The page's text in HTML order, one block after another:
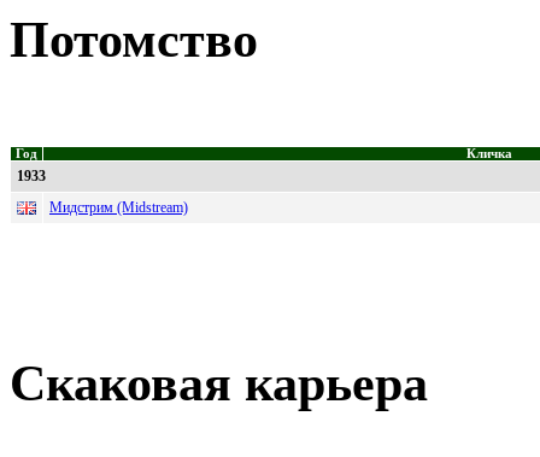
Потомство
Год Кличка
1933
Мидстрим (Midstream)
Скаковая карьера